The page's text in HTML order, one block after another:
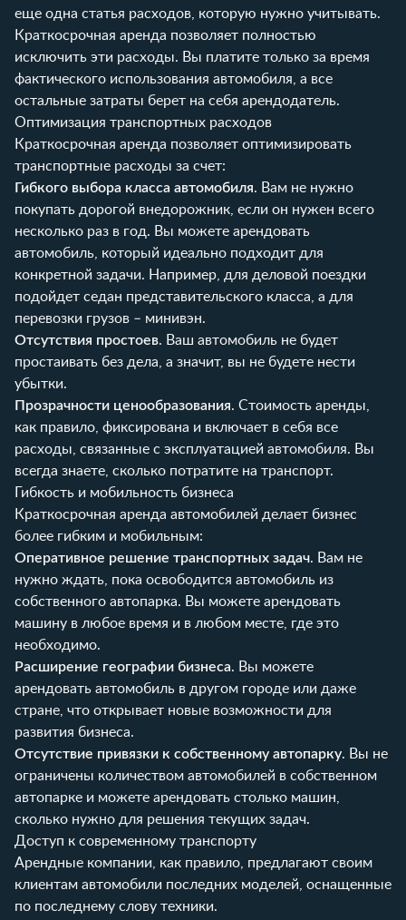
еще одна статья расходов, которую нужно учитывать.
Краткосрочная аренда позволяет полностью
исключить эти расходы. Вы платите только за время
фактического использования автомобиля, а все
остальные затраты берет на себя арендодатель.
Оптимизация транспортных расходов
Краткосрочная аренда позволяет оптимизировать
транспортные расходы за счет:
Гибкого выбора класса автомобиля. Вам не нужно
покупать дорогой внедорожник, если он нужен всего
несколько раз в год. Вы можете арендовать
автомобиль, который идеально подходит для
конкретной задачи. Например, для деловой поездки
подойдет седан представительского класса, а для
перевозки грузов – минивэн.
Отсутствия простоев. Ваш автомобиль не будет
простаивать без дела, а значит, вы не будете нести
убытки.
Прозрачности ценообразования. Стоимость аренды,
как правило, фиксирована и включает в себя все
расходы, связанные с эксплуатацией автомобиля. Вы
всегда знаете, сколько потратите на транспорт.
Гибкость и мобильность бизнеса
Краткосрочная аренда автомобилей делает бизнес
более гибким и мобильным:
Оперативное решение транспортных задач. Вам не
нужно ждать, пока освободится автомобиль из
собственного автопарка. Вы можете арендовать
машину в любое время и в любом месте, где это
необходимо.
Расширение географии бизнеса. Вы можете
арендовать автомобиль в другом городе или даже
стране, что открывает новые возможности для
развития бизнеса.
Отсутствие привязки к собственному автопарку. Вы не
ограничены количеством автомобилей в собственном
автопарке и можете арендовать столько машин,
сколько нужно для решения текущих задач.
Доступ к современному транспорту
Арендные компании, как правило, предлагают своим
клиентам автомобили последних моделей, оснащенные
по последнему слову техники.